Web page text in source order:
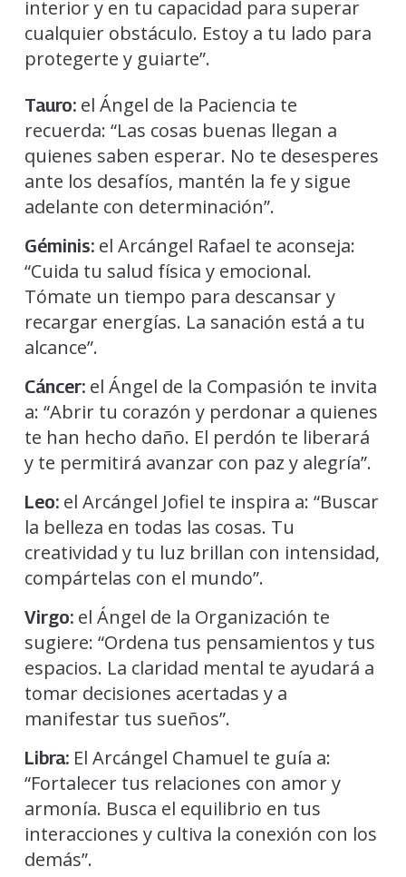
interior y en tu capacidad para superar
cualquier obstáculo. Estoy a tu lado para
protegerte y guiarte”.
Tauro:el Ángel de la Paciencia te
recuerda: “Las cosas buenas llegan a
quienes saben esperar. No te desesperes
ante los desafíos, mantén la fe y sigue
adelante con determinación”.
Géminis:el Arcángel Rafael te aconseja:
“Cuida tu salud física y emocional.
Tómate un tiempo para descansar y
recargar energías. La sanación está a tu
alcance”.
Cáncer:el Ángel de la Compasión te invita
a: “Abrir tu corazón y perdonar a quienes
te han hecho daño. El perdón te liberará
y te permitirá avanzar con paz y alegría”.
Leo:el Arcángel Jofiel te inspira a: “Buscar
la belleza en todas las cosas. Tu
creatividad y tu luz brillan con intensidad,
compártelas con el mundo”.
Virgo:el Ángel de la Organización te
sugiere: “Ordena tus pensamientos y tus
espacios. La claridad mental te ayudará a
tomar decisiones acertadas y a
manifestar tus sueños”.
Libra:El Arcángel Chamuel te guía a:
“Fortalecer tus relaciones con amor y
armonía. Busca el equilibrio en tus
interacciones y cultiva la conexión con los
demás”.